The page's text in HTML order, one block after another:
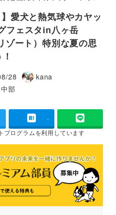
愛犬と熱気球やカヤッ
フェスタin八ヶ岳
ゾート）特別な夏の思
28
著
kana
リー
中部
-
プログラムを利用しています